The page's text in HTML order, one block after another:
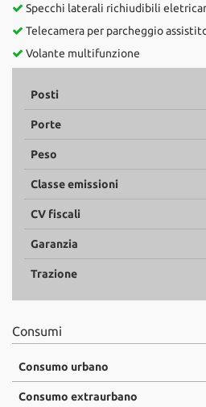
Specchi laterali richiudibili
Telecamera per parcheggio
Volante multifunzione
Posti
Porte
Peso
Classe emissioni
CV fiscali
Garanzia
Trazione
Consumi
Consumo urbano
Consumo extraurbano